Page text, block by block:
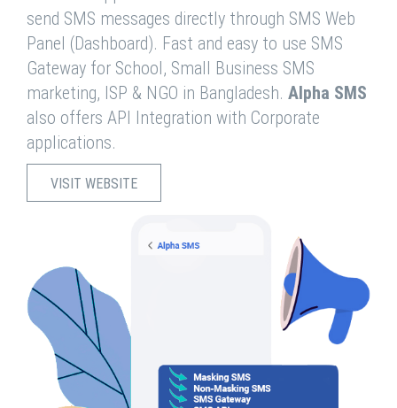
send SMS messages directly through SMS Web
Panel (Dashboard). Fast and easy to use SMS
Gateway for School, Small Business SMS
marketing, ISP & NGO in Bangladesh. Alpha SMS
also offers API Integration with Corporate
applications.
VISIT WEBSITE